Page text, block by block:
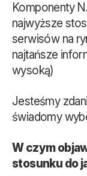
Komponenty
najwyższe
serwisów na
najtańsze
wysoką)
Jesteśmy
świadomy
W czym
stosunku do